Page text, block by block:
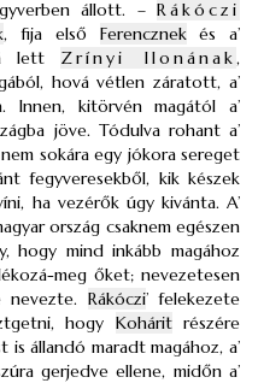
állott. – Rákóczi
, fija első Ferencznekés a’
lett Zrínyi Ilonának,
hová vétlen záratott, a’
Innen, kitörvén magától a’
jöve. Tódulva rohant a’
sokára egy jókora sereget
fegyveresekből, kik készek
ha vezérők úgy kivánta. A’
ország csaknem egészen
hogy mind inkább magához
meg őket; nevezetesen
Rákóczi’ felekezete
hogy Koháritrészére
állandó maradt magához, a’
gerjedve ellene, midőn a’